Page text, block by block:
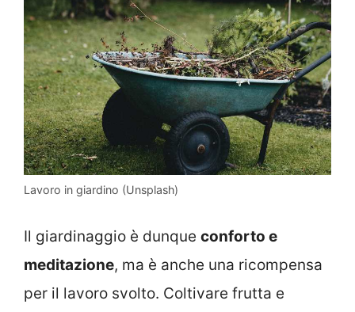
Lavoro in giardino (Unsplash)
Il giardinaggio è dunque conforto e
meditazione, ma è anche una ricompensa
per il lavoro svolto. Coltivare frutta e